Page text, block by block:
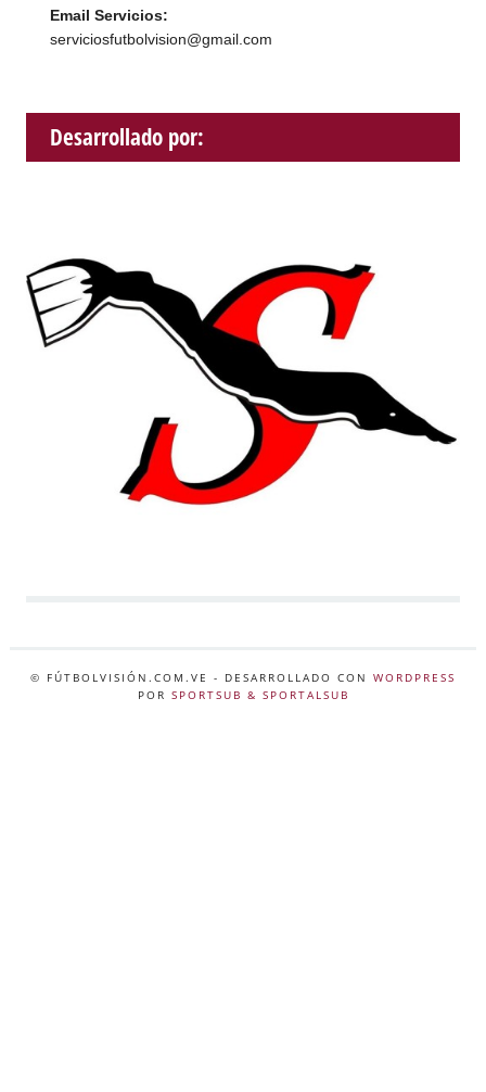
Email Servicios:
serviciosfutbolvision@gmail.com
Desarrollado por:
© FÚTBOLVISIÓN.COM.VE - DESARROLLADO CON WORDPRESS
POR SPORTSUB & SPORTALSUB